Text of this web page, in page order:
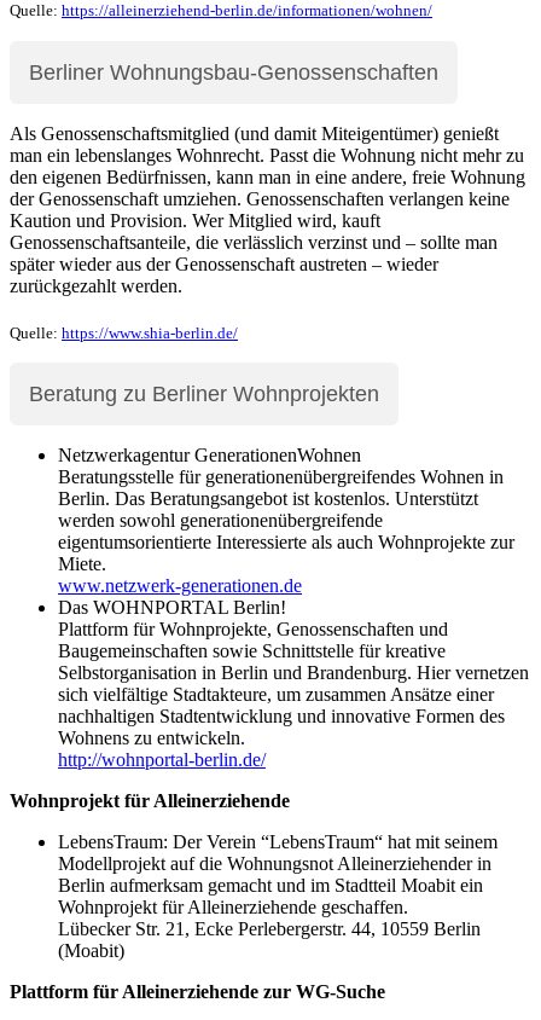
Quelle: https://alleinerziehend-berlin.de/informationen/wohnen/
Berliner Wohnungsbau-Genossenschaften
Als Genossenschaftsmitglied (und damit Miteigentümer) genießt
man ein lebenslanges Wohnrecht. Passt die Wohnung nicht mehr zu
den eigenen Bedürfnissen, kann man in eine andere, freie Wohnung
der Genossenschaft umziehen. Genossenschaften verlangen keine
Kaution und Provision. Wer Mitglied wird, kauft
Genossenschaftsanteile, die verlässlich verzinst und – sollte man
später wieder aus der Genossenschaft austreten – wieder
zurückgezahlt werden.
Quelle: https://www.shia-berlin.de/
Beratung zu Berliner Wohnprojekten
Netzwerkagentur GenerationenWohnen
Beratungsstelle für generationenübergreifendes Wohnen in
Berlin. Das Beratungsangebot ist kostenlos. Unterstützt
werden sowohl generationenübergreifende
eigentumsorientierte Interessierte als auch Wohnprojekte zur
Miete.
www.netzwerk-generationen.de
Das WOHNPORTAL Berlin!
Plattform für Wohnprojekte, Genossenschaften und
Baugemeinschaften sowie Schnittstelle für kreative
Selbstorganisation in Berlin und Brandenburg. Hier vernetzen
sich vielfältige Stadtakteure, um zusammen Ansätze einer
nachhaltigen Stadtentwicklung und innovative Formen des
Wohnens zu entwickeln.
http://wohnportal-berlin.de/
Wohnprojekt für Alleinerziehende
LebensTraum: Der Verein “LebensTraum“ hat mit seinem
Modellprojekt auf die Wohnungsnot Alleinerziehender in
Berlin aufmerksam gemacht und im Stadtteil Moabit ein
Wohnprojekt für Alleinerziehende geschaffen.
Lübecker Str. 21, Ecke Perlebergerstr. 44, 10559 Berlin
(Moabit)
Plattform für Alleinerziehende zur WG-Suche